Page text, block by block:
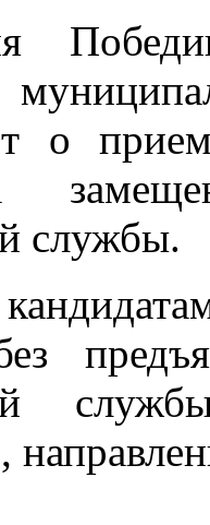
о
службы.